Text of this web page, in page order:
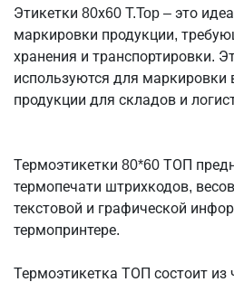
Этикетки 80х60 T.Top – это
маркировки продукции,
хранения и транспортировки.
используются для маркировки
продукции для складов и
Термоэтикетки 80*60 ТОП
термопечати штрихкодов,
текстовой и графической
термопринтере.
Термоэтикетка ТОП состоит из